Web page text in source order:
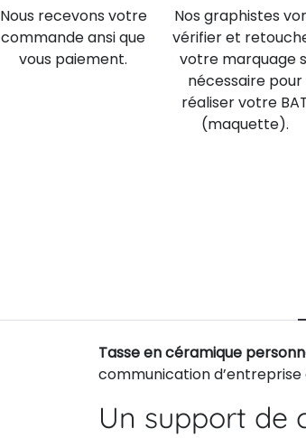
Nous recevons votre
commande ansi que
vous paiement.
Nos graphistes
vérifier et
votre marquage
nécessaire pour
réaliser votre
(maquette).
Tasse en céramique
communication
Un support de